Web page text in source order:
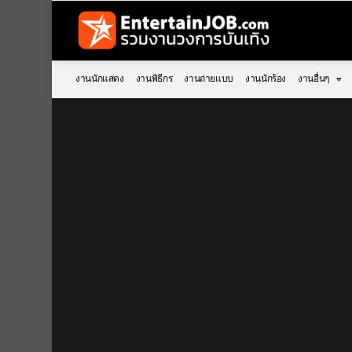
งานนักแสดง งานพิธีกร งานถ่ายแบบ งานนักร้อง งานอื่นๆ